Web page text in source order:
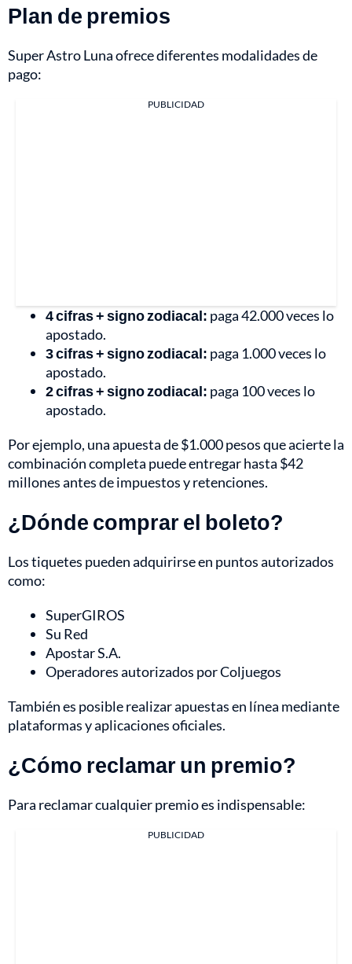
Plan de premios
Super Astro Luna ofrece diferentes modalidades de
pago:
PUBLICIDAD
4 cifras + signo zodiacal: paga 42.000 veces lo
apostado.
3 cifras + signo zodiacal: paga 1.000 veces lo
apostado.
2 cifras + signo zodiacal: paga 100 veces lo
apostado.
Por ejemplo, una apuesta de $1.000 pesos que acierte la
combinación completa puede entregar hasta $42
millones antes de impuestos y retenciones.
¿Dónde comprar el boleto?
Los tiquetes pueden adquirirse en puntos autorizados
como:
SuperGIROS
Su Red
Apostar S.A.
Operadores autorizados por Coljuegos
También es posible realizar apuestas en línea mediante
plataformas y aplicaciones oficiales.
¿Cómo reclamar un premio?
Para reclamar cualquier premio es indispensable:
PUBLICIDAD